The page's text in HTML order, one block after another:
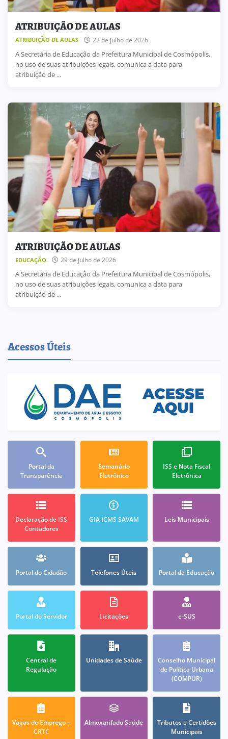
ATRIBUIÇÃO DE AULAS
ATRIBUIÇÃO DE AULAS 22 de julho de 2026
A Secretária de Educação da Prefeitura Municipal de Cosmópolis,
no uso de suas atribuições legais, comunica a data para
atribuição de ...
ATRIBUIÇÃO DE AULAS
EDUCAÇÃO 29 de julho de 2026
A Secretária de Educação da Prefeitura Municipal de Cosmópolis,
no uso de suas atribuições legais, comunica a data para
atribuição de ...
Acessos Úteis
Portal da
Transparência
Semanário
Eletrônico
ISS e Nota Fiscal
Eletrônica
Declaração de ISS
Contadores
GIA ICMS SAVAM Leis Municipais
Portal do Cidadão Telefones Úteis Portal da Educação
Portal do Servidor Licitações e-SUS
Central de
Regulação
Unidades de Saúde
Conselho Municipal
de Política Urbana
(COMPUR)
Vagas de Emprego –
CRTC
Almoxarifado Saúde
Tributos e Certidões
Municipais